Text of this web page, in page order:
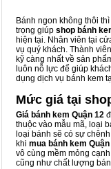
Bánh ngon không thôi
trọng giúp shop bánh
hiện tại. Nhân viên tại
vụ quý khách. Thành
kỹ càng nhất về sản
luôn nỗ lực để giúp
dụng dịch vụ bánh kem
Mức giá tại
Giá bánh kem Quận 12
thuộc vào mẫu mã, loại
loại bánh sẽ có sự
khi mua bánh kem Quận
vô cùng mềm mỏng
cũng như chất lượng